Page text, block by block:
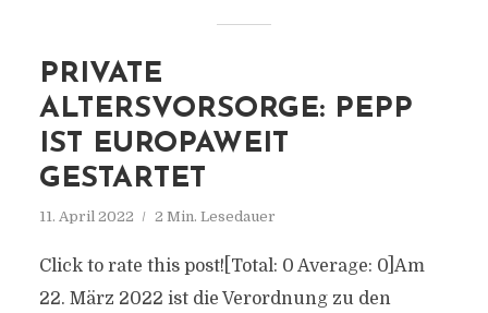
PRIVATE
ALTERSVORSORGE: PEPP
IST EUROPAWEIT
GESTARTET
11. April 2022 2 Min. Lesedauer
Click to rate this post![Total: 0 Average: 0]Am
22. März 2022 ist die Verordnung zu den